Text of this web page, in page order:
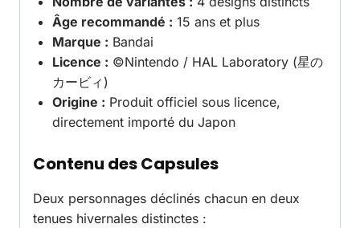
Âge recommandé : 15 ans et plus
Marque : Bandai
Licence : ©Nintendo / HAL Laboratory (星の
カービィ)
Origine : Produit officiel sous licence,
directement importé du Japon
Contenu des Capsules
Deux personnages déclinés chacun en deux
tenues hivernales distinctes :